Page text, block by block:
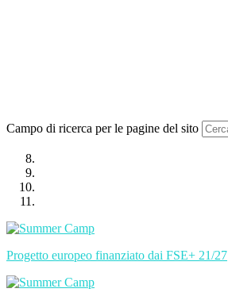
Campo di ricerca per le pagine del sito
Progetto europeo finanziato dai FSE+ 21/27